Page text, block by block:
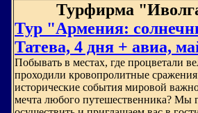
Турфирма
Тур "Армения:
Татева, 4 дня + авиа,
Побывать в местах, где процветали
проходили кровопролитные
исторические события мировой
мечта любого путешественника? Мы